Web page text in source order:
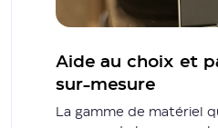
Aide au choix et
sur-mesure
La gamme de matériel